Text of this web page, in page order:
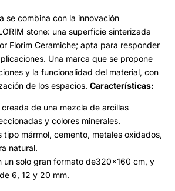
se combina con la innovación
stone: una superficie sinterizada
Florim Ceramiche; apta para responder
Una marca que se propone
y la funcionalidad del material, con
de los espacios. Características:
de una mezcla de arcillas
y colores minerales.
tipo mármol, cemento, metales oxidados,
natural.
un solo gran formato de320x160 cm, y
6, 12 y 20 mm.